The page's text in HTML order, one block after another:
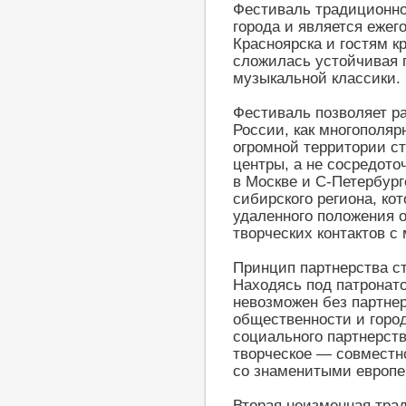
Фестиваль
города и является
Красноярска и гостям
сложилась
музыкальной классики.
Фестиваль позволяет
России, как
огромной территории
центры, а не
в Москве и С-
сибирского региона,
удаленного положения
творческих контактов
Принцип партнерства
Находясь под
невозможен без
общественности и
социального
творческое —
со знаменитыми